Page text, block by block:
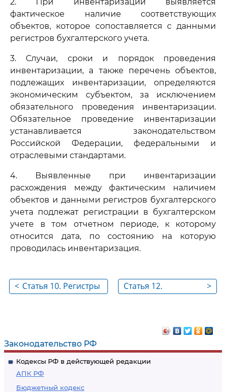
Законодательство РФ
Кодексы РФ в действующей редакции
АПК РФ
Бюджетный кодекс
фактическое наличие соответствующих
объектов, которое сопоставляется с данными
регистров бухгалтерского учета.
3. Случаи, сроки и порядок проведения
инвентаризации, а также перечень объектов,
подлежащих инвентаризации, определяются
экономическим субъектом, за исключением
обязательного проведения инвентаризации.
Обязательное проведение инвентаризации
устанавливается законодательством
Российской Федерации, федеральными и
отраслевыми стандартами.
4. Выявленные при инвентаризации
расхождения между фактическим наличием
объектов и данными регистров бухгалтерского
учета подлежат регистрации в бухгалтерском
учете в том отчетном периоде, к которому
относится дата, по состоянию на которую
проводилась инвентаризация.
< Статья 10. Регистры
>
Статья 12.
бухгалтерского
учета